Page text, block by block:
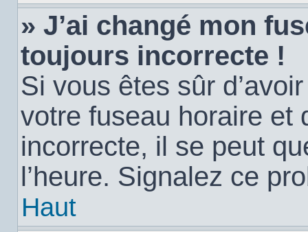
» J’ai changé mon
toujours incorrecte !
Si vous êtes sûr
votre fuseau horaire et
incorrecte, il se peut
l’heure. Signalez ce
Haut